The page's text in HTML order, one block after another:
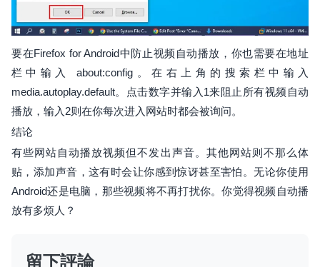
要在Firefox for Android中防止视频自动播放，你也需要在地址
栏中输入 about:config。在右上角的搜索栏中输入
media.autoplay.default。点击数字并输入1来阻止所有视频自动
播放，输入2则在你每次进入网站时都会被询问。
结论
有些网站自动播放视频但不发出声音。其他网站则不那么体
贴，添加声音，这有时会让你感到惊讶甚至害怕。无论你使用
Android还是电脑，那些视频将不再打扰你。你觉得视频自动播
放有多烦人？
留下評論